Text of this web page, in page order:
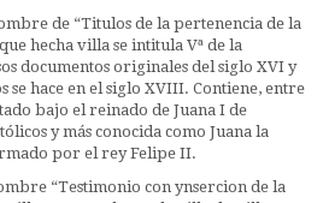
de “Titulos de la pertenencia de la
hecha villa se intitula Vª de la
documentos originales del siglo XVI y
se hace en el siglo XVIII. Contiene, entre
bajo el reinado de Juana I de
y más conocida como Juana la
por el rey Felipe II.
“Testimonio con ynsercion de la